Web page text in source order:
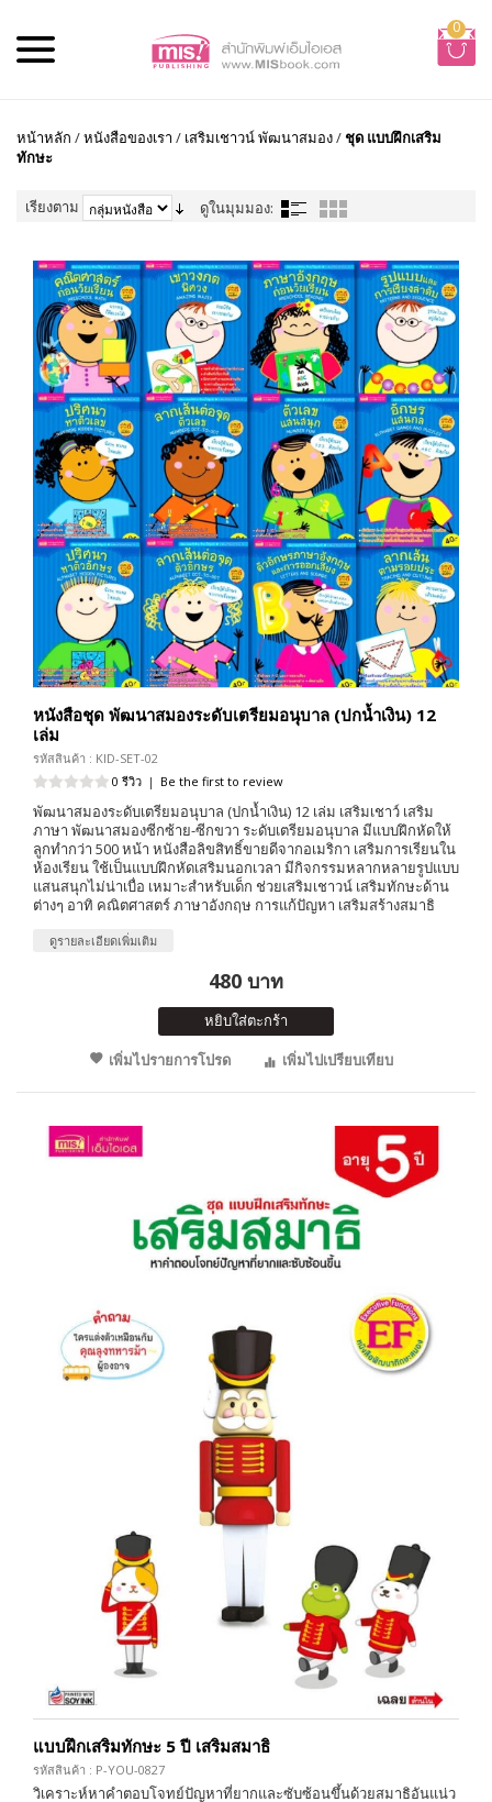
0
หน้าหลัก /หนังสือของเรา / เสริมเชาวน์ พัฒนาสมอง/ ชุด แบบฝึกเสริม
ทักษะ
เรียงตาม ดูในมุมมอง:
หนังสือชุด พัฒนาสมองระดับเตรียมอนุบาล (ปกน้ำเงิน) 12
เล่ม
รหัสสินค้า : KID-SET-02
0 รีวิว | Be the first to review
พัฒนาสมองระดับเตรียมอนุบาล (ปกน้ำเงิน) 12 เล่ม เสริมเชาว์ เสริม
ภาษา พัฒนาสมองซีกซ้าย-ซีกขวา ระดับเตรียมอนุบาล มีแบบฝึกหัดให้
ลูกทำกว่า 500 หน้า หนังสือลิขสิทธิ์ขายดีจากอเมริกา เสริมการเรียนใน
ห้องเรียน ใช้เป็นแบบฝึกหัดเสริมนอกเวลา มีกิจกรรมหลากหลายรูปแบบ
แสนสนุกไม่น่าเบื่อ เหมาะสำหรับเด็ก ช่วยเสริมเชาวน์ เสริมทักษะด้าน
ต่างๆ อาทิ คณิตศาสตร์ ภาษาอังกฤษ การแก้ปัญหา เสริมสร้างสมาธิ
ดูรายละเอียดเพิ่มเติม
480 บาท
หยิบใส่ตะกร้า
เพิ่มไปรายการโปรด
เพิ่มไปเปรียบเทียบ
แบบฝึกเสริมทักษะ 5 ปี เสริมสมาธิ
รหัสสินค้า : P-YOU-0827
วิเคราะห์หาคำตอบโจทย์ปัญหาที่ยากและซับซ้อนขึ้นด้วยสมาธิอันแน่ว